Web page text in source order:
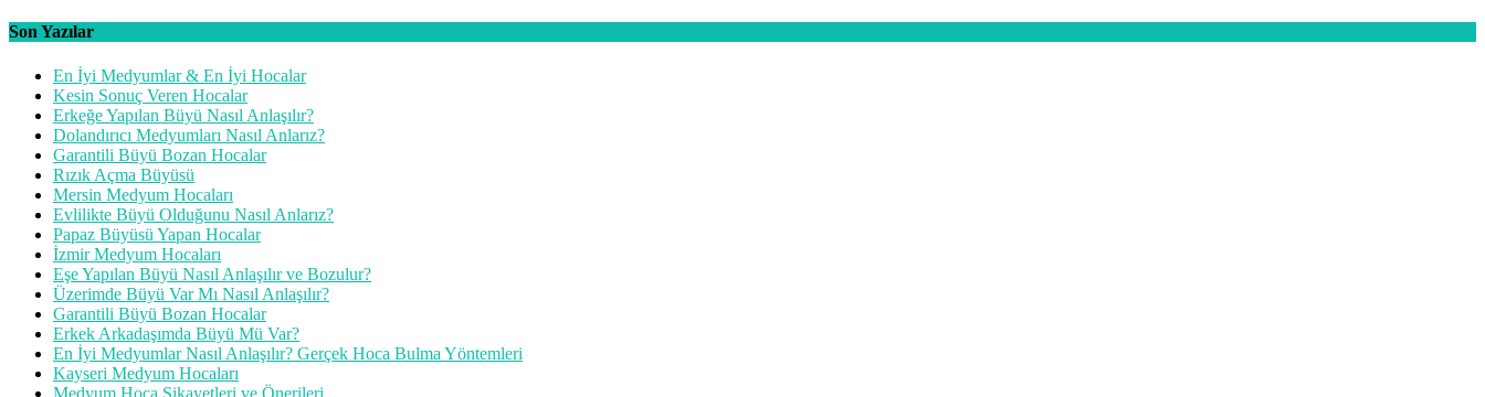
Son Yazılar
En İyi Medyumlar & En İyi Hocalar
Kesin Sonuç Veren Hocalar
Erkeğe Yapılan Büyü Nasıl Anlaşılır?
Dolandırıcı Medyumları Nasıl Anlarız?
Garantili Büyü Bozan Hocalar
Rızık Açma Büyüsü
Mersin Medyum Hocaları
Evlilikte Büyü Olduğunu Nasıl Anlarız?
Papaz Büyüsü Yapan Hocalar
İzmir Medyum Hocaları
Eşe Yapılan Büyü Nasıl Anlaşılır ve Bozulur?
Üzerimde Büyü Var Mı Nasıl Anlaşılır?
Garantili Büyü Bozan Hocalar
Erkek Arkadaşımda Büyü Mü Var?
En İyi Medyumlar Nasıl Anlaşılır? Gerçek Hoca Bulma Yöntemleri
Kayseri Medyum Hocaları
Medyum Hoca Şikayetleri ve Önerileri